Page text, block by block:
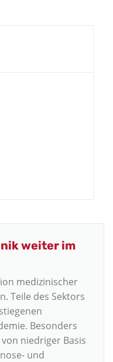
weiter im
medizinischer
Teile des Sektors
Besonders
niedriger Basis
und